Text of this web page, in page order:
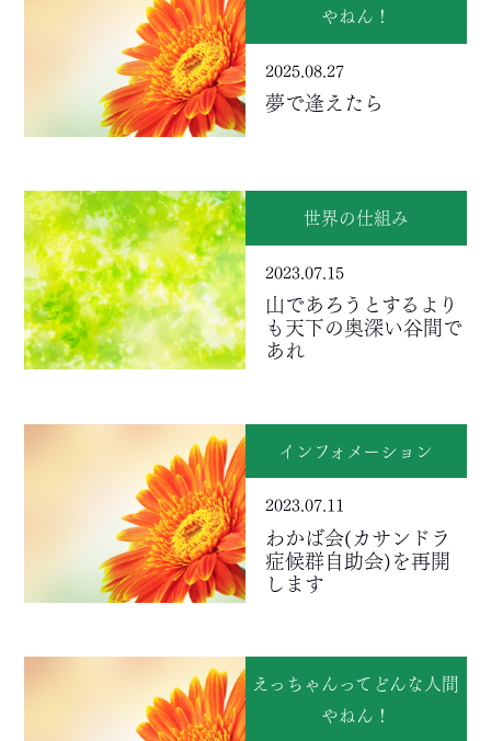
やねん！
2025.08.27
夢で逢えたら
世界の仕組み
2023.07.15
山であろうとするより
も天下の奥深い谷間で
あれ
インフォメーション
2023.07.11
わかば会(カサンドラ
症候群自助会)を再開
します
えっちゃんってどんな人間
やねん！